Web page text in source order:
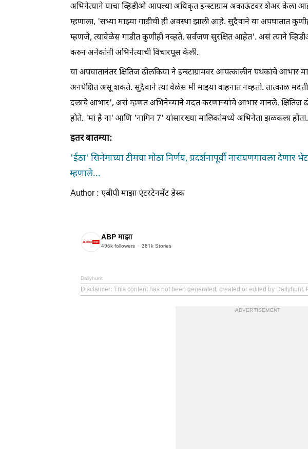
अभिनेत्याने याचा व्हिडीओ आपल्या अधिकृत इन्स्टाग्राम अकाऊंटवर शेअर केला
म्हणाला, 'सध्या माझ्या गाडीची ही अवस्था झाली आहे. सुदैवाने या अपघातात
म्हणजे, त्यावेळेस गाडीत कुणीही नव्हते. सर्वजण सुरक्षित आहेत'. असं त्याने
करुन अनेकांनी अभिनेत्याची विचारपूस केली.
या अपघातानंतर क्षितिज ढोलकिया ने इन्स्टाग्रामवर आपत्कालीन पथकांचे
अनपेक्षित असू शकते. सुदैवाने त्या वेळेस मी माझ्या वाहनात नव्हतो. तात्काळ
दलाचे आभार', असं म्हणत अभिनेच्याने मदत करणाऱ्यांचे आभार मानले. क्षितिज
होते. 'मां है ना' आणि 'नागिन 7' यांसारख्या मालिकांमध्ये अभिनेता झळकला होता.
इतर बातम्या:
'ईठा' सिनेमाच्या टीमचा मोठा निर्णय, प्रदर्शनापूर्वी नारायणगावला देणार
म्हणाले...
Author : एबीपी माझा एंटरटेनमेंट डेस्क
ABP माझा
496k followers 281k Stories
Dailyhunt
Disclaimer: This content has not been generated, created or edited by Dailyhunt.
ADVERTISEMENT